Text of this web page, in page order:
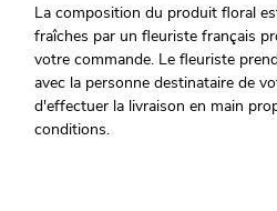
La composition du produit floral
fraîches par un fleuriste français
votre commande. Le fleuriste
avec la personne destinataire de
d'effectuer la livraison en main
conditions.